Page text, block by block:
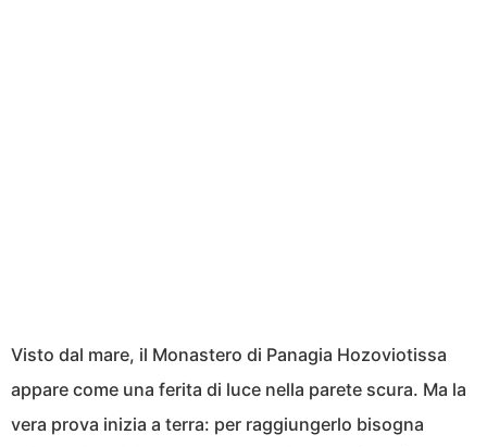
Visto dal mare, il Monastero di Panagia Hozoviotissa
appare come una ferita di luce nella parete scura. Ma la
vera prova inizia a terra: per raggiungerlo bisogna